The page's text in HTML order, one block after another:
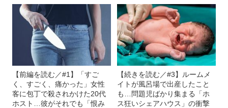
【前編を読む／#1】「すご
く、すごく、痛かった」女性
客に包丁で殺されかけた20代
ホスト…彼がそれでも「恨み
【続きを読む／#3】ルームメ
イトが風呂場で出産したこと
も…問題児ばかり集まる「ホ
ス狂いシェアハウス」の衝撃